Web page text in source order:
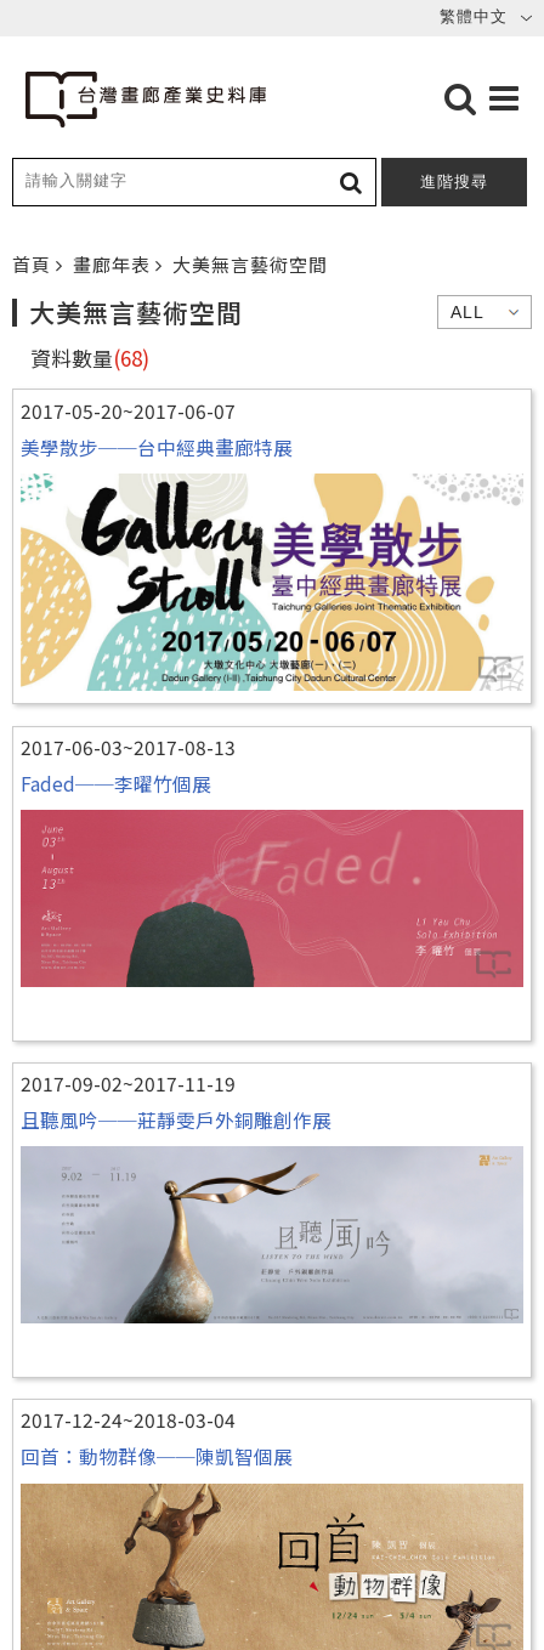
進階搜尋
首頁 畫廊年表 大美無言藝術空間
大美無言藝術空間
資料數量(68)
2017-05-20~2017-06-07
美學散步──台中經典畫廊特展
2017-06-03~2017-08-13
Faded──李曜竹個展
2017-09-02~2017-11-19
且聽風吟──莊靜雯戶外銅雕創作展
2017-12-24~2018-03-04
回首：動物群像──陳凱智個展